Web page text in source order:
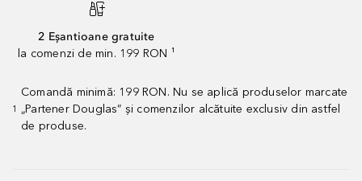
2 Eșantioane gratuite
la comenzi de min. 199 RON ¹
1
Comandă minimă: 199 RON. Nu se aplică produselor marcate
„Partener Douglas” și comenzilor alcătuite exclusiv din astfel
de produse.